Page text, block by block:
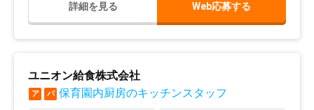
詳細を見る Web応募する
ユニオン給食株式会社
ア パ 保育園内厨房のキッチンスタッフ